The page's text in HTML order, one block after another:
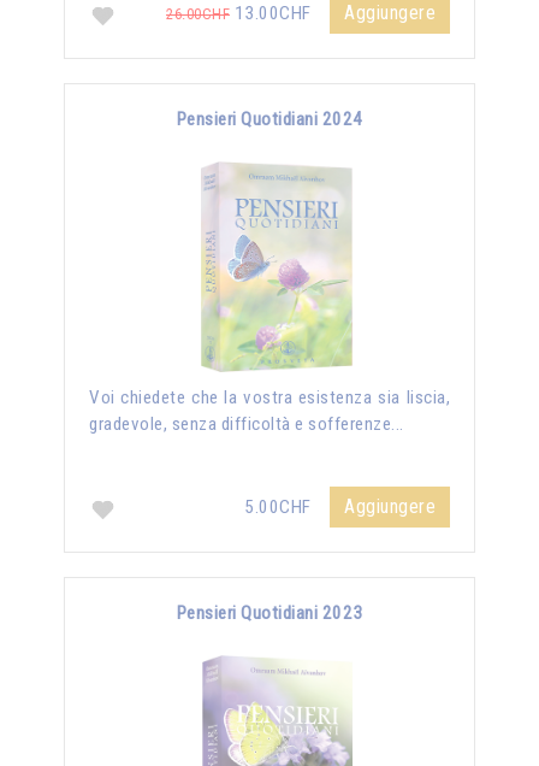
26.00CHF 13.00CHF Aggiungere
Pensieri Quotidiani 2024
Voi chiedete che la vostra esistenza sia liscia,
gradevole, senza difficoltà e sofferenze...
5.00CHF Aggiungere
Pensieri Quotidiani 2023